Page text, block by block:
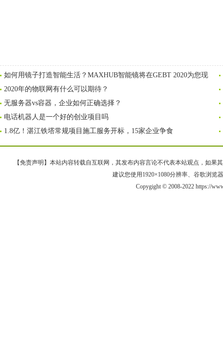
如何用镜子打造智能生活？MAXHUB智能镜将在GEBT 2020为您现
2020年的物联网有什么可以期待？
无服务器vs容器，企业如何正确选择？
电话机器人是一个好的创业项目吗
1.8亿！湛江铁塔常规项目施工服务开标，15家企业争食
【免责声明】本站内容转载自互联网，其发布内容言论不代表本站观点，如果
建议您使用1920×1080分辨率、谷歌浏览
Copygight © 2008-2022 https://